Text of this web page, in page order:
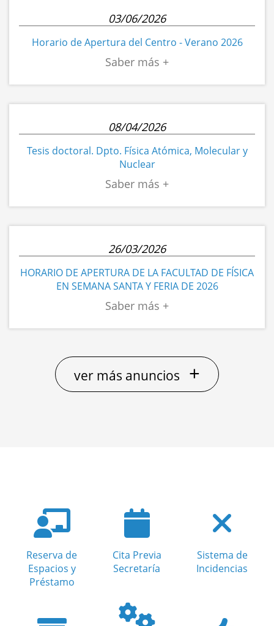
03/06/2026
Horario de Apertura del Centro - Verano 2026
08/04/2026
Tesis doctoral. Dpto. Física Atómica, Molecular y
Nuclear
26/03/2026
HORARIO DE APERTURA DE LA FACULTAD DE FÍSICA
EN SEMANA SANTA Y FERIA DE 2026
ver más anuncios +
Reserva de
Espacios y
Préstamo
Cita Previa
Secretaría
Sistema de
Incidencias